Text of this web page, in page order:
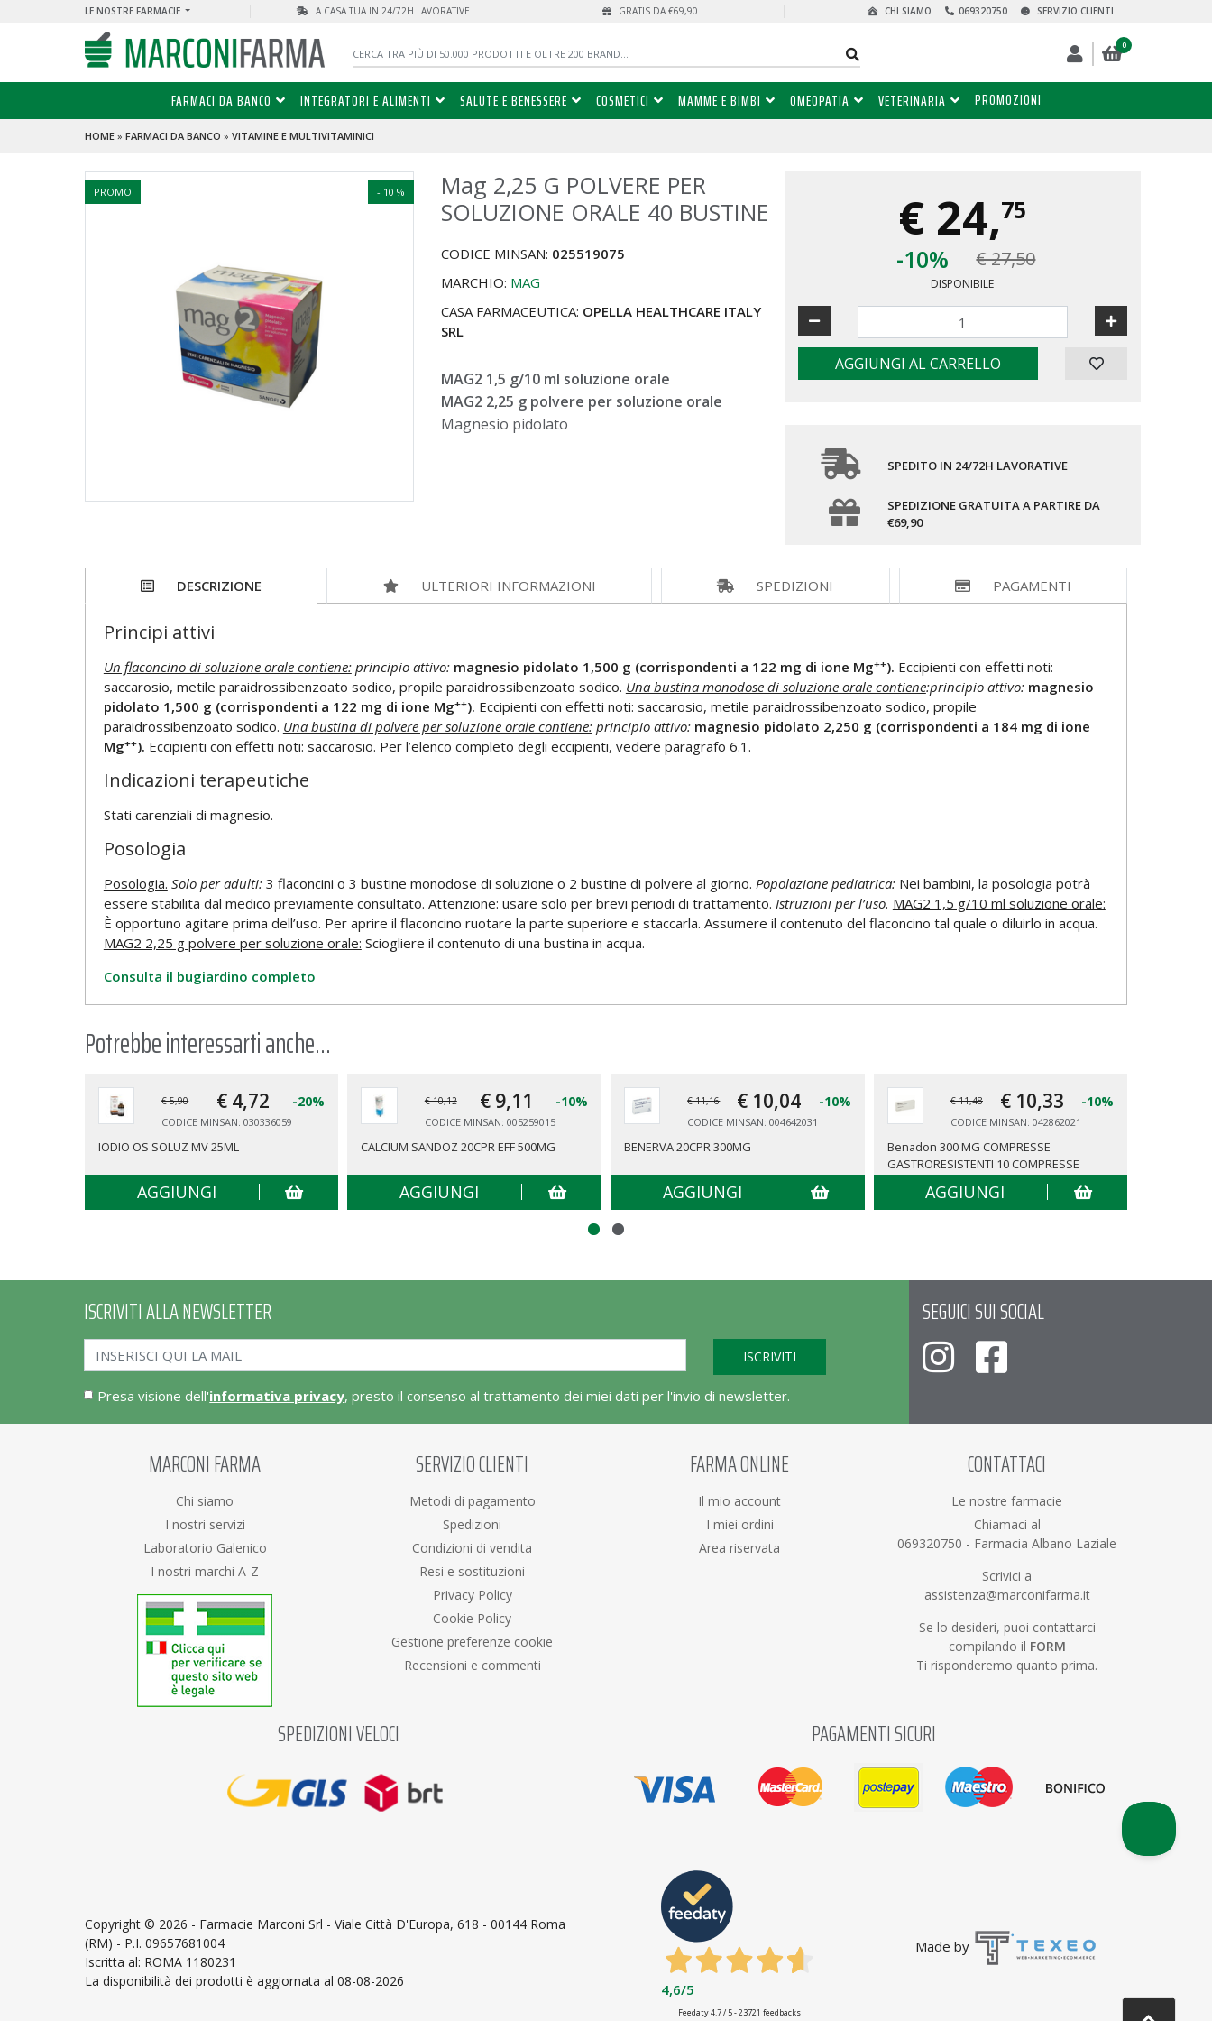
LE NOSTRE FARMACIE A CASA TUA IN 24/72H LAVORATIVE GRATIS DA €69,90 SERVIZIO CLIENTI
069320750
CHI SIAMO
0
FARMACI DA BANCO INTEGRATORI E ALIMENTI SALUTE E BENESSERE COSMETICI MAMME E BIMBI OMEOPATIA VETERINARIA PROMOZIONI
HOME» FARMACI DA BANCO » VITAMINE E MULTIVITAMINICI
- 10 %
PROMO
Mag 2,25 G POLVERE PER
SOLUZIONE ORALE 40 BUSTINE
CODICE MINSAN: 025519075
MARCHIO: MAG
CASA FARMACEUTICA: OPELLA HEALTHCARE ITALY
SRL
MAG2 1,5 g/10 ml soluzione orale
MAG2 2,25 g polvere per soluzione orale
Magnesio pidolato
€ 24,75
-10%
€ 27,50
DISPONIBILE
AGGIUNGI AL CARRELLO
SPEDITO IN 24/72H LAVORATIVE
SPEDIZIONE GRATUITA A PARTIRE DA
€69,90
DESCRIZIONE ULTERIORI INFORMAZIONI SPEDIZIONI PAGAMENTI
Principi attivi
Un flaconcino di soluzione orale contiene: principio attivo: magnesio pidolato 1,500 g (corrispondenti a 122 mg di ione Mg++). Eccipienti con effetti noti:
saccarosio, metile paraidrossibenzoato sodico, propile paraidrossibenzoato sodico. Una bustina monodose di soluzione orale contiene:principio attivo: magnesio
pidolato 1,500 g (corrispondenti a 122 mg di ione Mg++). Eccipienti con effetti noti: saccarosio, metile paraidrossibenzoato sodico, propile
paraidrossibenzoato sodico. Una bustina di polvere per soluzione orale contiene: principio attivo: magnesio pidolato 2,250 g (corrispondenti a 184 mg di ione
Mg++). Eccipienti con effetti noti: saccarosio. Per l’elenco completo degli eccipienti, vedere paragrafo 6.1.
Indicazioni terapeutiche
Stati carenziali di magnesio.
Posologia
Posologia. Solo per adulti:3 flaconcini o 3 bustine monodose di soluzione o 2 bustine di polvere al giorno. Popolazione pediatrica:Nei bambini, la posologia potrà
essere stabilita dal medico previamente consultato. Attenzione: usare solo per brevi periodi di trattamento. Istruzioni per l’uso. MAG2 1,5 g/10 ml soluzione orale:
È opportuno agitare prima dell’uso. Per aprire il flaconcino ruotare la parte superiore e staccarla. Assumere il contenuto del flaconcino tal quale o diluirlo in acqua.
MAG2 2,25 g polvere per soluzione orale: Sciogliere il contenuto di una bustina in acqua.
Consulta il bugiardino completo
Potrebbe interessarti anche...
€ 5,90 € 4,72 -20%
CODICE MINSAN: 030336059
IODIO OS SOLUZ MV 25ML
AGGIUNGI
€ 10,12 € 9,11 -10%
CODICE MINSAN: 005259015
CALCIUM SANDOZ 20CPR EFF 500MG
AGGIUNGI
€ 11,16 € 10,04 -10%
CODICE MINSAN: 004642031
BENERVA 20CPR 300MG
AGGIUNGI
€ 11,48 € 10,33 -10%
CODICE MINSAN: 042862021
Benadon 300 MG COMPRESSE
GASTRORESISTENTI 10 COMPRESSE
AGGIUNGI
ISCRIVITI ALLA NEWSLETTER
Presa visione dell'informativa privacy, presto il consenso al trattamento dei miei dati per l'invio di newsletter.
SEGUICI SUI SOCIAL
MARCONI FARMA
Chi siamo
I nostri servizi
Laboratorio Galenico
I nostri marchi A-Z
SERVIZIO CLIENTI
Metodi di pagamento
Spedizioni
Condizioni di vendita
Resi e sostituzioni
Privacy Policy
Cookie Policy
Gestione preferenze cookie
Recensioni e commenti
FARMA ONLINE
Il mio account
I miei ordini
Area riservata
CONTATTACI
Le nostre farmacie
Chiamaci al
069320750 - Farmacia Albano Laziale
Scrivici a
assistenza@marconifarma.it
Se lo desideri, puoi contattarci
compilando il FORM
Ti risponderemo quanto prima.
SPEDIZIONI VELOCI PAGAMENTI SICURI
Copyright © 2026 - Farmacie Marconi Srl - Viale Città D'Europa, 618 - 00144 Roma
(RM) - P.I. 09657681004
Iscritta al: ROMA 1180231
La disponibilità dei prodotti è aggiornata al 08-08-2026
4,6/5
Feedaty4.7/ 5-23721 feedbacks
Made by